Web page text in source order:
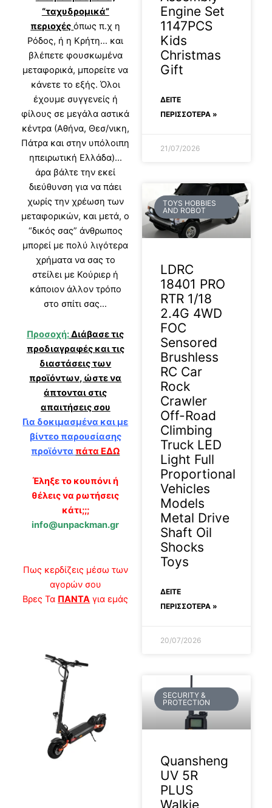
“ταχυδρομικά”
περιοχές όπως π.χ η
Ρόδος, ή η Κρήτη… και
βλέπετε φουσκωμένα
μεταφορικά, μπορείτε να
κάνετε το εξής. Όλοι
έχουμε συγγενείς ή
φίλους σε μεγάλα αστικά
κέντρα (Αθήνα, Θεσ/νικη,
Πάτρα και στην υπόλοιπη
ηπειρωτική Ελλάδα)…
άρα βάλτε την εκεί
διεύθυνση για να πάει
χωρίς την χρέωση των
μεταφορικών, και μετά, ο
“δικός σας” άνθρωπος
μπορεί με πολύ λιγότερα
χρήματα να σας το
στείλει με Κούριερ ή
κάποιον άλλον τρόπο
στο σπίτι σας…
Προσοχή:Διάβασε τις
προδιαγραφές και τις
διαστάσεις των
προϊόντων, ώστε να
άπτονται στις
απαιτήσεις σου
Για δοκιμασμένα και με
βίντεο παρουσίασης
προϊόντα πάτα ΕΔΩ
Έληξε το κουπόνι ή
θέλεις να ρωτήσεις
κάτι;;;
info@unpackman.gr
Πως κερδίζεις μέσω των
αγορών σου
Βρες Τα ΠΑΝΤΑ για εμάς
Engine Set
1147PCS
Kids
Christmas
Gift
ΔΕΊΤΕ
ΠΕΡΙΣΣΟΤΕΡΑ »
21/07/2026
TOYS HOBBIES
AND ROBOT
LDRC
18401 PRO
RTR 1/18
2.4G 4WD
FOC
Sensored
Brushless
RC Car
Rock
Crawler
Off-Road
Climbing
Truck LED
Light Full
Proportional
Vehicles
Models
Metal Drive
Shaft Oil
Shocks
Toys
ΔΕΊΤΕ
ΠΕΡΙΣΣΟΤΕΡΑ »
20/07/2026
SECURITY &
PROTECTION
Quansheng
UV 5R
PLUS
Walkie